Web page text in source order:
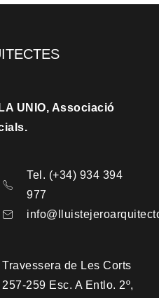
UNIO, Associació
Tel. (+34) 934 394
977
Travessera de Les Corts
257-259 Esc. A Entlo. 2º,